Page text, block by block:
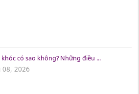
có sao không? Những điều ...
08, 2026